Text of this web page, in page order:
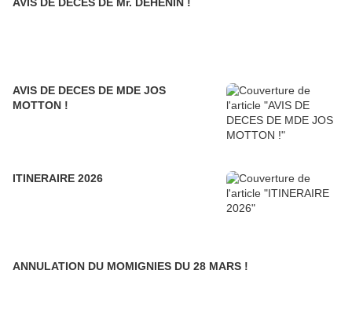
AVIS DE DECES DE MDE JOS
MOTTON !
ITINERAIRE 2026
ANNULATION DU MOMIGNIES DU 28 MARS !